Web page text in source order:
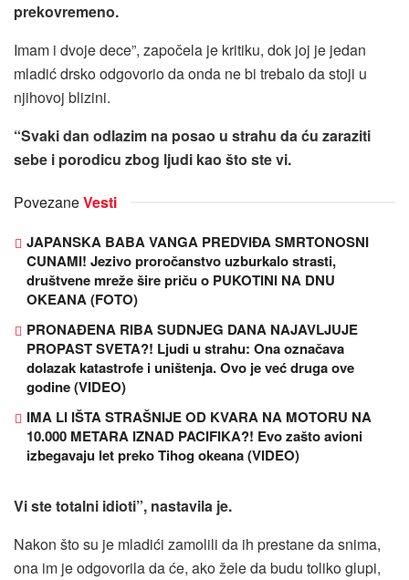
prekovremeno.
Imam i dvoje dece”, započela je kritiku, dok joj je jedan
mladić drsko odgovorio da onda ne bi trebalo da stoji u
njihovoj blizini.
“Svaki dan odlazim na posao u strahu da ću zaraziti
sebe i porodicu zbog ljudi kao što ste vi.
PovezaneVesti
JAPANSKA BABA VANGA PREDVIĐA SMRTONOSNI
CUNAMI! Jezivo proročanstvo uzburkalo strasti,
društvene mreže šire priču o PUKOTINI NA DNU
OKEANA (FOTO)
PRONAĐENA RIBA SUDNJEG DANA NAJAVLJUJE
PROPAST SVETA?! Ljudi u strahu: Ona označava
dolazak katastrofe i uništenja. Ovo je već druga ove
godine (VIDEO)
IMA LI IŠTA STRAŠNIJE OD KVARA NA MOTORU NA
10.000 METARA IZNAD PACIFIKA?! Evo zašto avioni
izbegavaju let preko Tihog okeana (VIDEO)
Vi ste totalni idioti”, nastavila je.
Nakon što su je mladići zamolili da ih prestane da snima,
ona im je odgovorila da će, ako žele da budu toliko glupi,